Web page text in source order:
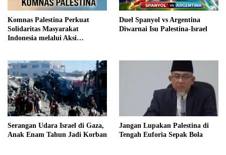
Komnas Palestina Perkuat
Solidaritas Masyarakat
Indonesia melalui Aksi
Duel Spanyol vs Argentina
Diwarnai Isu Palestina-Israel
Serangan Udara Israel di Gaza,
Anak Enam Tahun Jadi Korban
Jangan Lupakan Palestina di
Tengah Euforia Sepak Bola